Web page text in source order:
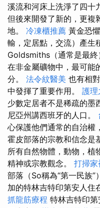
溪流和河床上洗淨了四十
但後來開發了新的，更複
地。 冷凍櫃推薦 黃金恐
輸，定居點，交流）產生
Goldsmiths（通常是最終
在非金屬礦物中，最可能
分。 法令紋醫美 也有相
中發揮了重要作用。 護理
少數定居者不是稀疏的墨
尼亞州講西班牙的人口。
心保護他們通常的自治權
霍皮部落的宗教和信念是
所有自然物體，動物，植
精神或宗教觀念。 打掃家
部落（So稱為“第一民族”
加的特林吉特印第安人住
抓龍筋療程 特林吉特印